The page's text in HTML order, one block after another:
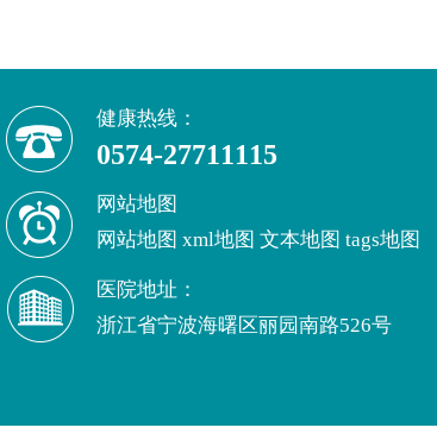
健康热线：
0574-27711115
网站地图
网站地图 xml地图 文本地图 tags地图
医院地址：
浙江省宁波海曙区丽园南路526号